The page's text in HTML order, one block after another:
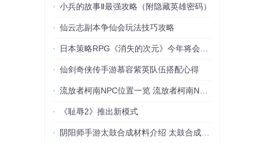
小兵的故事Ⅱ最强攻略（附隐藏英雄密码）
仙云志副本争仙会玩法技巧攻略
仙剑奇侠传手游慕容紫英队伍搭配心得
《耻辱2》推出新模式